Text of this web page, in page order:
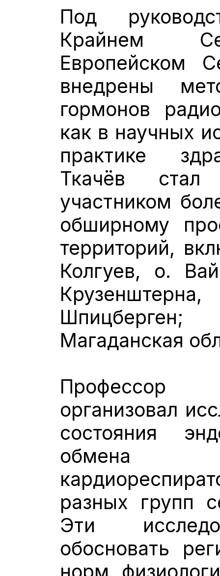
Под
Крайнем
Европейском
внедрены
гормонов
как в научных
практике
Ткачёв стал
участником
обширному
территорий,
Колгуев, о.
Шпицберген;
Магаданская
организовал
состояния
разных групп
Эти
обосновать